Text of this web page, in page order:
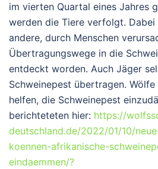
im vierten Quartal eines Jahres
werden die Tiere verfolgt. Dabei
andere, durch Menschen
Übertragungswege in die
entdeckt worden. Auch Jäger
Schweinepest übertragen.
helfen, die Schweinepest
berichteteten hier: https://
deutschland.de/2022/01/10/
koennen-afrikanische-
eindaemmen/?